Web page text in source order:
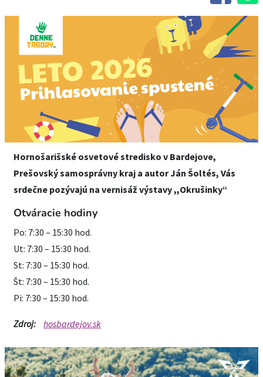
Hornošarišské osvetové stredisko v Bardejove,
Prešovský samosprávny kraj a autor Ján Šoltés, Vás
srdečne pozývajú na vernisáž výstavy ,,Okrušinky“
Otváracie hodiny
Po: 7:30 – 15:30 hod.
Ut: 7:30 – 15:30 hod.
St: 7:30 – 15:30 hod.
Št: 7:30 – 15:30 hod.
Pi: 7:30 – 15:30 hod.
Zdroj: hosbardejov.sk